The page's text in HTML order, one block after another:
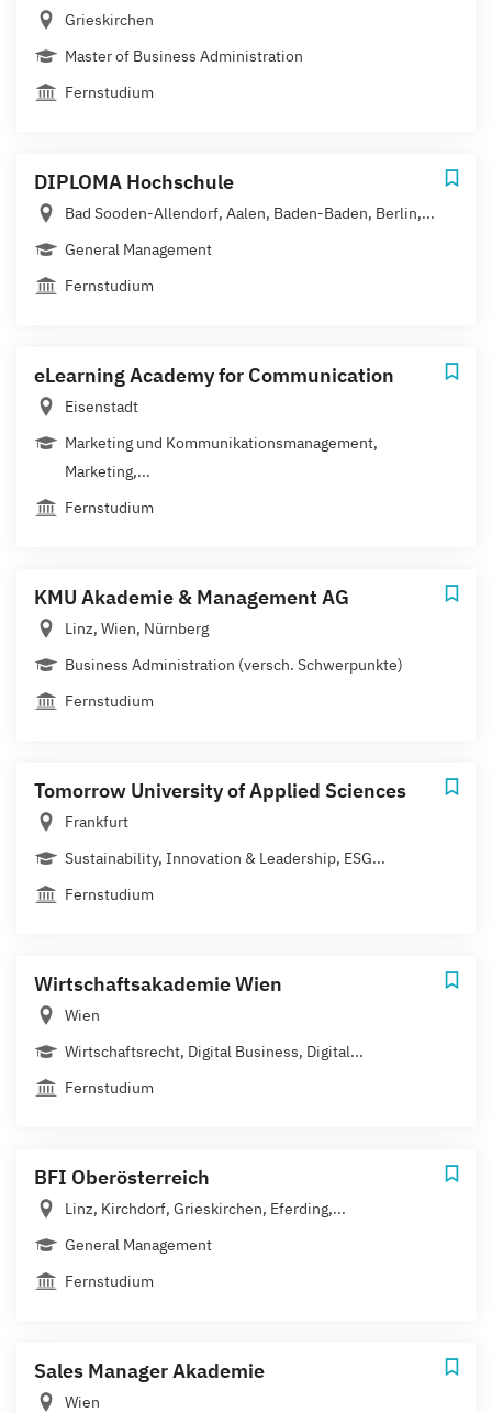
Grieskirchen
Master of Business Administration
Fernstudium
DIPLOMA Hochschule
Bad Sooden-Allendorf, Aalen, Baden-Baden, Berlin,...
General Management
Fernstudium
eLearning Academy for Communication
Eisenstadt
Marketing und Kommunikationsmanagement,
Marketing,...
Fernstudium
KMU Akademie & Management AG
Linz, Wien, Nürnberg
Business Administration (versch. Schwerpunkte)
Fernstudium
Tomorrow University of Applied Sciences
Frankfurt
Sustainability, Innovation & Leadership, ESG...
Fernstudium
Wirtschaftsakademie Wien
Wien
Wirtschaftsrecht, Digital Business, Digital...
Fernstudium
BFI Oberösterreich
Linz, Kirchdorf, Grieskirchen, Eferding,...
General Management
Fernstudium
Sales Manager Akademie
Wien